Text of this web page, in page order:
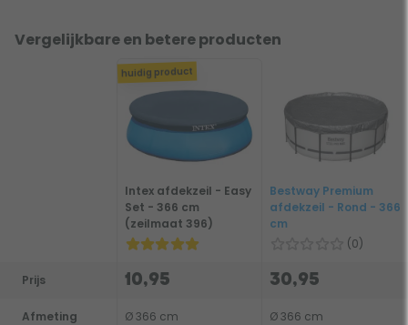
Vergelijkbare en betere producten
Prijs
Afmeting
huidig product
Intex afdekzeil - Easy
Set - 366 cm
(zeilmaat 396)
10,95
Ø 366 cm
Bestway Premium
afdekzeil - Rond - 366
cm
(0)
30,95
Ø 366 cm